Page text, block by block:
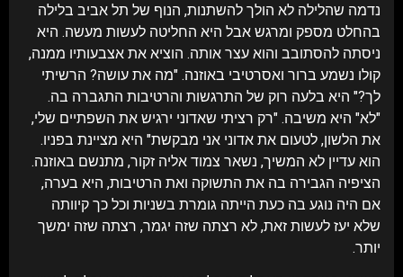
נדמה שהלילה לא הולך להשתנות, הנוף של תל אביב בלילה
בהחלט מספק ומרגש אבל היא החליטה לעשות מעשה. היא
ניסתה להסתובב והוא עצר אותה. הוציא את אצבעותיו ממנה,
קולו נשמע ברור ואסרטיבי באוזנה. "מה את עושה? הרשיתי
לך?" היא בלעה רוק של התרגשות והרטיבות התגברה בה.
"לא" היא משיבה. "רק רציתי שאדוני ירגיש את השפתיים שלי,
את הלשון, לטעום את אדוני אני מבקשת" היא מציינת בפניו.
הוא עדיין לא המשיך, נשאר צמוד אליה זקור, מתנשם באוזנה.
הציפיה הגבירה בה את התשוקה ואת הרטיבות, היא בערה,
אם היה נוגע בה כעת הייתה גומרת בשניות וכל כך קיוותה
שלא יעז לעשות זאת, לא רצתה שזה יגמר, רצתה שזה ימשך
יותר.